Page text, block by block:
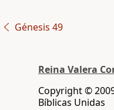
Génesis 49
Reina Valera
Copyright ©
Bíblicas Unidas